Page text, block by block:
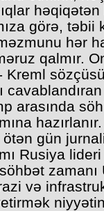
həqiqətən
görə,
hər
qalmır.
Kreml
arasında
hazırlanır.
gün
Rusiya lideri
və